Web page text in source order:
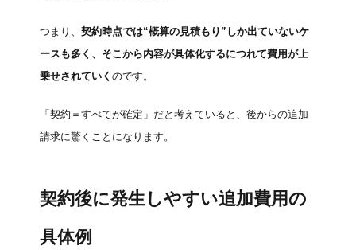
つまり、 契約時点では“概算の見積もり”しか出ていないケ
ースも多く、そこから内容が具体化するにつれて費用が上
乗せされていく のです。
「契約＝すべてが確定」だと考えていると、後からの追加
請求に驚くことになります。
契約後に発生しやすい追加費用の
具体例